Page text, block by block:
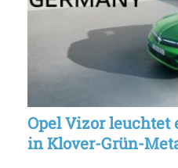
Opel Vizor
in Klover-Grün-